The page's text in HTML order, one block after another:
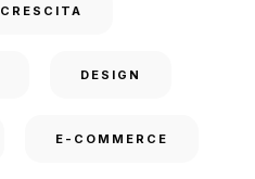
CRESCITA
DESIGN
E-COMMERCE